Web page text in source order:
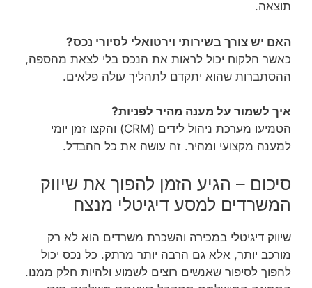
תוצאה.
האם יש צורך בשירותי וירטואלי לסיורי נכס?
כאשר הלקוח יכול לראות את הנכס בלי לצאת מהספה,
ההסתברות שהוא יתקדם לתהליך עולה פלאים.
איך לשמור על מענה מהיר לפניות?
הטמיעו מערכת ניהול לידים (CRM) והקצו זמן יומי
למענה מקצועי ומהיר. זה עושה את כל ההבדל.
סיכום – הגיע הזמן להפוך את שיווק
המשרדים למסע דיגיטלי מנצח
שיווק דיגיטלי במכירה והשכרת משרדים הוא לא רק
מורכב יותר, אלא גם הרבה יותר מרתק. כל נכס יכול
להפוך לסיפור שאנשים רוצים לשמוע ולהיות חלק ממנו.